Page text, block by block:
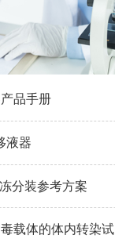
品手册
液器
分装参考方案
载体的体内转染试